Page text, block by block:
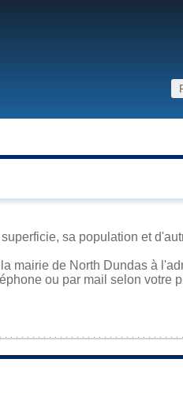
sa population et
mairie de North Dundas à
ou par mail selon votre